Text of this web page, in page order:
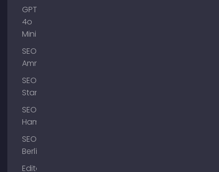
GPT-
4o
Mini
SEO
Ammersee
SEO
Starnberg
SEO
Hamburgo
SEO
Berlín
Editar el